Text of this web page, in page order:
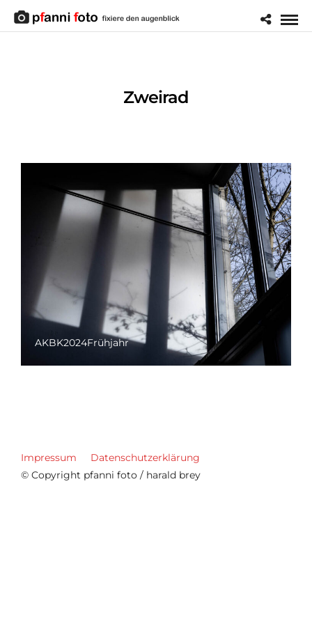
Zweirad
AKBK2024Frühjahr
Impressum
Datenschutzerklärung
© Copyright pfanni foto / harald brey